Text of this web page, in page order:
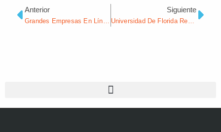
Anterior
Grandes Empresas En Línea Se Unen Para Combatir Las Reseñas Falsas
Siguiente
Universidad De Florida Resuelve Acusaciones De Discriminación Salarial